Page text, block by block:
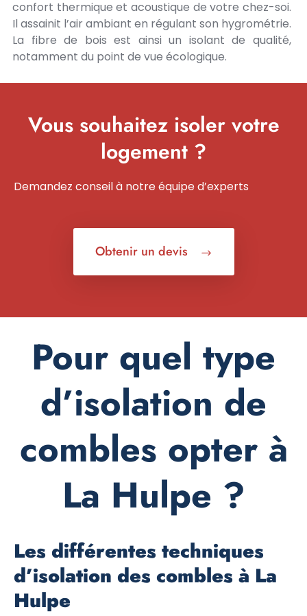
confort thermique et acoustique de votre chez-soi.
Il assainit l’air ambiant en régulant son hygrométrie.
La fibre de bois est ainsi un isolant de qualité,
notamment du point de vue écologique.
Vous souhaitez isoler votre
logement ?
Demandez conseil à notre équipe d’experts
Obtenir un devis
Pour quel type
d’isolation de
combles opter à
La Hulpe ?
Les différentes techniques
d’isolation des combles à La
Hulpe